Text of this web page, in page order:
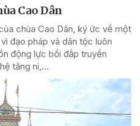
Cao Dân
chùa Cao Dân, ký ức về một
đạo pháp và dân tộc luôn
động lực bồi đắp truyền
tăng ni,...